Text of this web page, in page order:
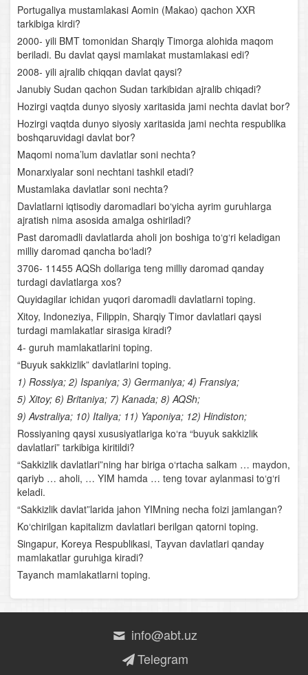
O‘rta Osiyo suvlari
O‘rta Osiyo tuproqlari, o‘simliklari va hayvonot dunyosi
O‘rta Osiyoning hududiy tavsifi
O‘zbekistonning tabiiy-geografik xususiyatlari, geologik
tuzilishi, yer yuzasining taraqqiyoti
O‘zbekiston iqlimi, ichki suvlari va suv boyliklari hamda
ularni muhofaza qilish
O‘zbekistonning tuproqlari, o‘simlik va hayvonot
dunyosi. Tabiiy boyliklar va ularni muhofaza qilish
Tabiat komplekslari tavsifi. Chirchiq- Ohangaron tabiiy-
geografik o‘lkasi
Farg‘ona vodiysi
Mirzacho‘l
Zarafshon vodiysi
Qashqadaryo tabiiy-geografik o‘lkasi
Surxondaryo tabiiy-geografik o‘lkasi
Qizilqum tabiiy-geografik o‘lkasi
Quyi Amudaryo tabiiy-geografik o‘lkasi
Ustyurt tabiiy-geografik o‘lkasi
Tabiiy boylik va tabiiy sharoit
O‘zbekiston aholisi va aholi manzillari
Milliy iqtisodiyot va uning tarmoqlararo majmualari
Yoqilg‘i- energetika- kimyo majmuasi
Metallurgiya majmuasi
Portugaliya mustamlakasi Aomin (Makao) qachon XXR
tarkibiga kirdi?
2000- yili BMT tomonidan Sharqiy Timorga alohida maqom
beriladi. Bu davlat qaysi mamlakat mustamlakasi edi?
2008- yili ajralib chiqqan davlat qaysi?
Janubiy Sudan qachon Sudan tarkibidan ajralib chiqadi?
Hozirgi vaqtda dunyo siyosiy xaritasida jami nechta davlat bor?
Hozirgi vaqtda dunyo siyosiy xaritasida jami nechta respublika
boshqaruvidagi davlat bor?
Maqomi noma’lum davlatlar soni nechta?
Monarxiyalar soni nechtani tashkil etadi?
Mustamlaka davlatlar soni nechta?
Davlatlarni iqtisodiy daromadlari bo‘yicha ayrim guruhlarga
ajratish nima asosida amalga oshiriladi?
Past daromadli davlatlarda aholi jon boshiga to‘g‘ri keladigan
milliy daromad qancha bo‘ladi?
3706- 11455 AQSh dollariga teng milliy daromad qanday
turdagi davlatlarga xos?
Quyidagilar ichidan yuqori daromadli davlatlarni toping.
Xitoy, Indoneziya, Filippin, Sharqiy Timor davlatlari qaysi
turdagi mamlakatlar sirasiga kiradi?
4- guruh mamlakatlarini toping.
“Buyuk sakkizlik” davlatlarini toping.
1) Rossiya; 2) Ispaniya; 3) Germaniya; 4) Fransiya;
5) Xitoy; 6) Britaniya; 7) Kanada; 8) AQSh;
9) Avstraliya; 10) Italiya; 11) Yaponiya; 12) Hindiston;
Rossiyaning qaysi xususiyatlariga ko‘ra “buyuk sakkizlik
davlatlari” tarkibiga kiritildi?
“Sakkizlik davlatlari”ning har biriga o‘rtacha salkam … maydon,
qariyb … aholi, … YIM hamda … teng tovar aylanmasi to‘g‘ri
keladi.
“Sakkizlik davlat”larida jahon YIMning necha foizi jamlangan?
Ko‘chirilgan kapitalizm davlatlari berilgan qatorni toping.
Singapur, Koreya Respublikasi, Tayvan davlatlari qanday
mamlakatlar guruhiga kiradi?
Tayanch mamlakatlarni toping.
info@abt.uz
Telegram